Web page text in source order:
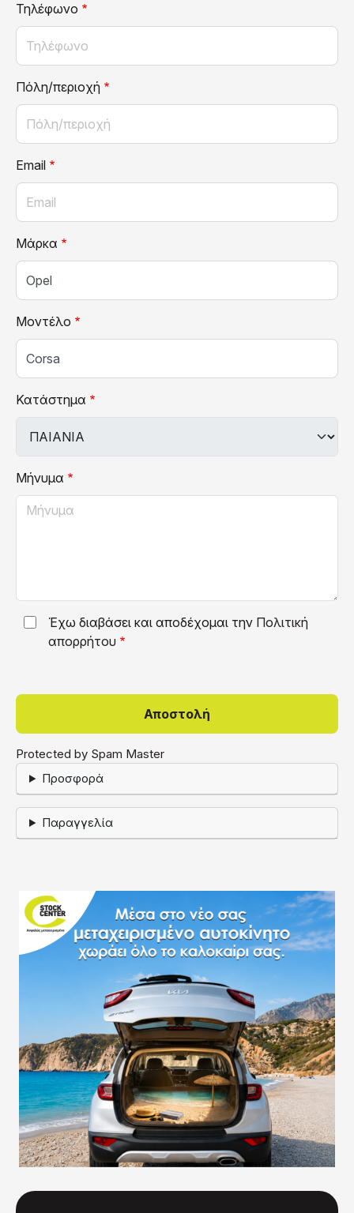
Τηλέφωνο
Πόλη/περιοχή
Email
Μάρκα
Μοντέλο
Κατάστημα
Μήνυμα
Έχω διαβάσει και αποδέχομαι την Πολιτική
απορρήτου
Protected by Spam Master
Προσφορά
Παραγγελία